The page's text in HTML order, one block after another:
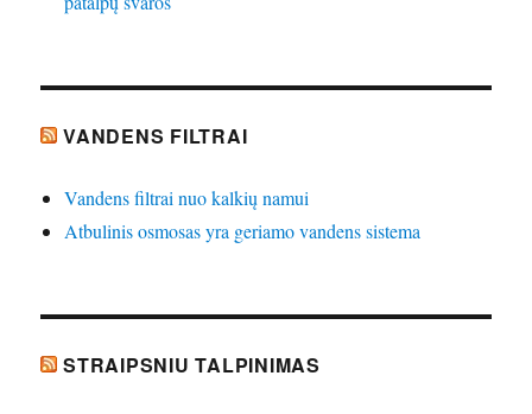
VANDENS FILTRAI
Vandens filtrai nuo kalkių namui
Atbulinis osmosas yra geriamo vandens sistema
STRAIPSNIU TALPINIMAS